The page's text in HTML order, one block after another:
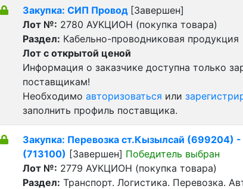
Закупка: СИП Провод [Завершен]
Лот №: 2780 АУКЦИОН (покупка товара)
Раздел: Кабельно-проводниковая продукция
Лот с открытой ценой
Информация о заказчике доступна только
поставщикам!
Необходимо авторизоваться или
заполнить профиль поставщика.
Закупка: Перевозка ст.Кызылсай (699204)
(713100) [Завершен] Победитель выбран
Лот №: 2779 АУКЦИОН (покупка товара)
Раздел: Транспорт. Логистика. Перевозка.